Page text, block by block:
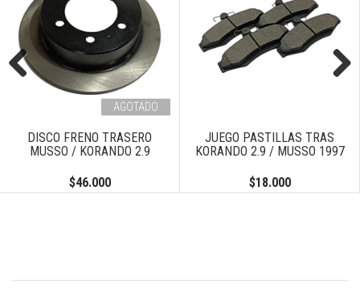
AGOTADO
DISCO FRENO TRASERO
MUSSO / KORANDO 2.9
$46.000
JUEGO PASTILLAS TRAS
KORANDO 2.9 / MUSSO 1997
$18.000